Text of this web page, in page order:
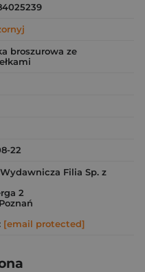
broszurowa ze
22
Filia Sp. z
2
[email protected]